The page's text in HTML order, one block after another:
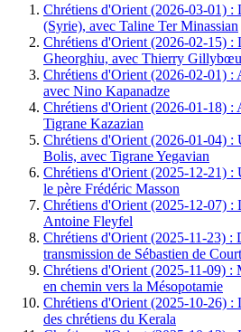
Chrétiens d'Orient (2026-03-01)
(Syrie), avec Taline Ter Minassian
Chrétiens d'Orient (2026-02-15) :
Gheorghiu, avec Thierry
Chrétiens d'Orient (2026-02-01) :
avec Nino Kapanadze
Chrétiens d'Orient (2026-01-18) :
Tigrane Kazazian
Chrétiens d'Orient (2026-01-04) :
Bolis, avec Tigrane Yegavian
Chrétiens d'Orient (2025-12-21) :
le père Frédéric Masson
Chrétiens d'Orient (2025-12-07) :
Antoine Fleyfel
Chrétiens d'Orient (2025-11-23) :
transmission de Sébastien de
Chrétiens d'Orient (2025-11-09) :
en chemin vers la Mésopotamie
Chrétiens d'Orient (2025-10-26) :
des chrétiens du Kerala